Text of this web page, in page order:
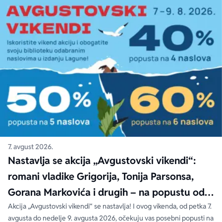
7. avgust 2026.
Nastavlja se akcija „Avgustovski vikendi“:
romani vladike Grigorija, Tonija Parsonsa,
Gorana Markovića i drugih – na popustu od
čak 40, 50 i 60%
Akcija „Avgustovski vikendi“ se nastavlja! I ovog vikenda, od petka 7.
avgusta do nedelje 9. avgusta 2026, očekuju vas posebni popusti na